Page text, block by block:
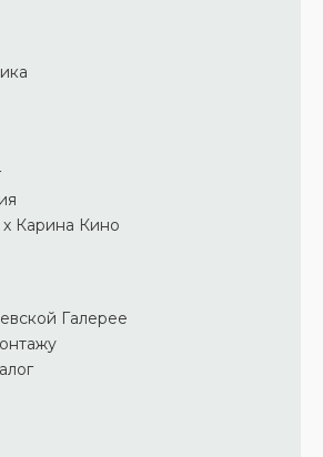
Карина Кино
Галерее